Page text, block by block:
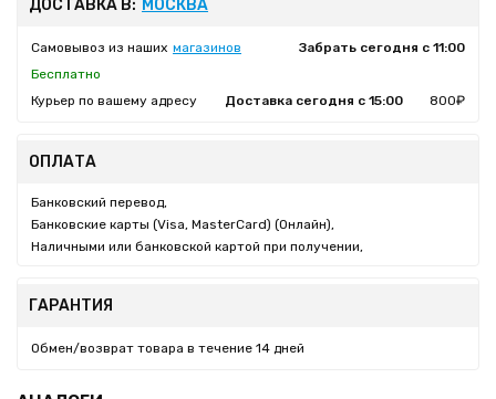
ДОСТАВКА В: МОСКВА
Самовывоз из наших магазинов
Забрать сегодня с 11:00
Бесплатно
Курьер по вашему адресу
Доставка сегодня с 15:00 800₽
ОПЛАТА
Банковский перевод,
Банковские карты (Visa, MasterCard) (Онлайн),
Наличными или банковской картой при получении,
ГАРАНТИЯ
Обмен/возврат товара в течение 14 дней